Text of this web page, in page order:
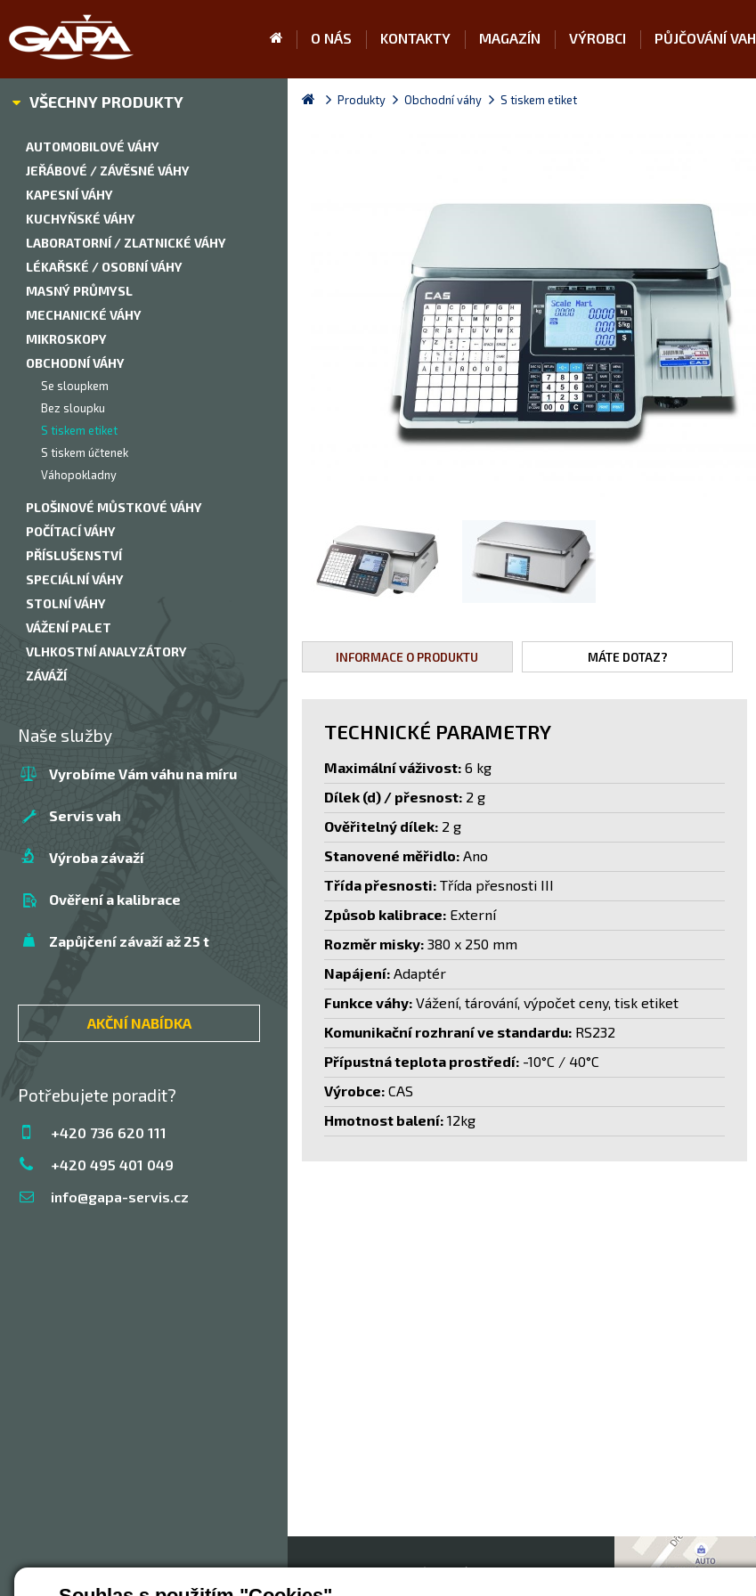
O NÁS KONTAKTY MAGAZÍN VÝROBCI PŮJČOVÁNÍ VAH
VŠECHNY PRODUKTY
AUTOMOBILOVÉ VÁHY
JEŘÁBOVÉ / ZÁVĚSNÉ VÁHY
KAPESNÍ VÁHY
KUCHYŇSKÉ VÁHY
LABORATORNÍ / ZLATNICKÉ VÁHY
LÉKAŘSKÉ / OSOBNÍ VÁHY
MASNÝ PRŮMYSL
MECHANICKÉ VÁHY
MIKROSKOPY
OBCHODNÍ VÁHY
Se sloupkem
Bez sloupku
S tiskem etiket
S tiskem účtenek
Váhopokladny
PLOŠINOVÉ MŮSTKOVÉ VÁHY
POČÍTACÍ VÁHY
PŘÍSLUŠENSTVÍ
SPECIÁLNÍ VÁHY
STOLNÍ VÁHY
VÁŽENÍ PALET
VLHKOSTNÍ ANALYZÁTORY
ZÁVÁŽÍ
Naše služby
Vyrobíme Vám váhu na míru
Servis vah
Výroba závaží
Ověření a kalibrace
Zapůjčení závaží až 25 t
AKČNÍ NABÍDKA
Potřebujete poradit?
+420 736 620 111
+420 495 401 049
info@gapa-servis.cz
Produkty Obchodní váhy S tiskem etiket
INFORMACE O PRODUKTU MÁTE DOTAZ?
TECHNICKÉ PARAMETRY
Maximální váživost:6 kg
Dílek (d) / přesnost:2 g
Ověřitelný dílek:2 g
Stanovené měřidlo:Ano
Třída přesnosti:Třída přesnosti III
Způsob kalibrace:Externí
Rozměr misky:380 x 250 mm
Napájení:Adaptér
Funkce váhy:Vážení, tárování, výpočet ceny, tisk etiket
Komunikační rozhraní ve standardu:RS232
Přípustná teplota prostředí:-10°C / 40°C
Výrobce:CAS
Hmotnost balení:12kg
Pro zákazníky